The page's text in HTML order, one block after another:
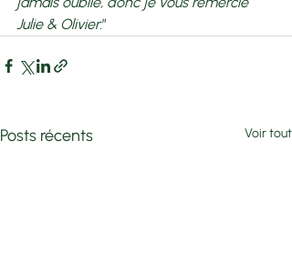
Julie & Olivier.”
Posts récents Voir tout